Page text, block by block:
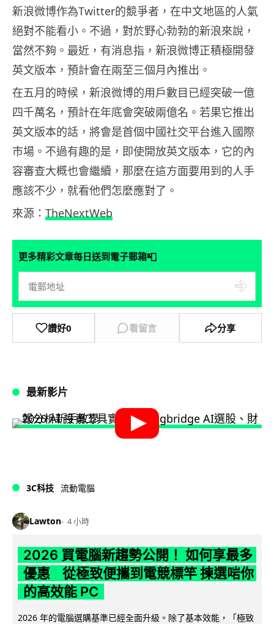
新浪微博作為Twitter的競爭者，在中文地區的人氣
絕對不能看小。不過，對於野心勃勃的新浪來說，
當然不夠。最近，有消息指，新浪微博正積極開發
英文版本，預計會在兩至三個月內推出。
在五月的時候，新浪微博的用戶數目已經突破一億
四千萬名，預計在年底會突破兩億名。若果它推出
英文版本的話，將會是首個中國社交平台進入國際
市場。不過有趣的是，即使開放英文版本，它的內
容審查大概也會繼續，那麼在這方面要用到的人手
應該不少，就看他們怎麼應對了。
來源： TheNextWeb
更多精彩文章每日送到電子郵箱📮
讚好0 看留言 分享
最新影片
3C科技 流動電腦
Lawton 4 小時
2026 買電腦新趨勢公開！ 如何享最多
優惠 從極致便攜到電競標竿 揀選啱你
的高效能 PC
2026 年的電腦選購基準已經全面升級。除了基本效能，「極致